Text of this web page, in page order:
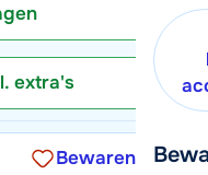
extra's
Bewaren